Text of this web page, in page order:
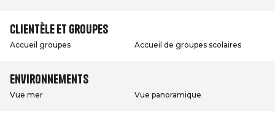
Clientèle et groupes
Accueil groupes Accueil de groupes scolaires
Environnements
Vue mer Vue panoramique